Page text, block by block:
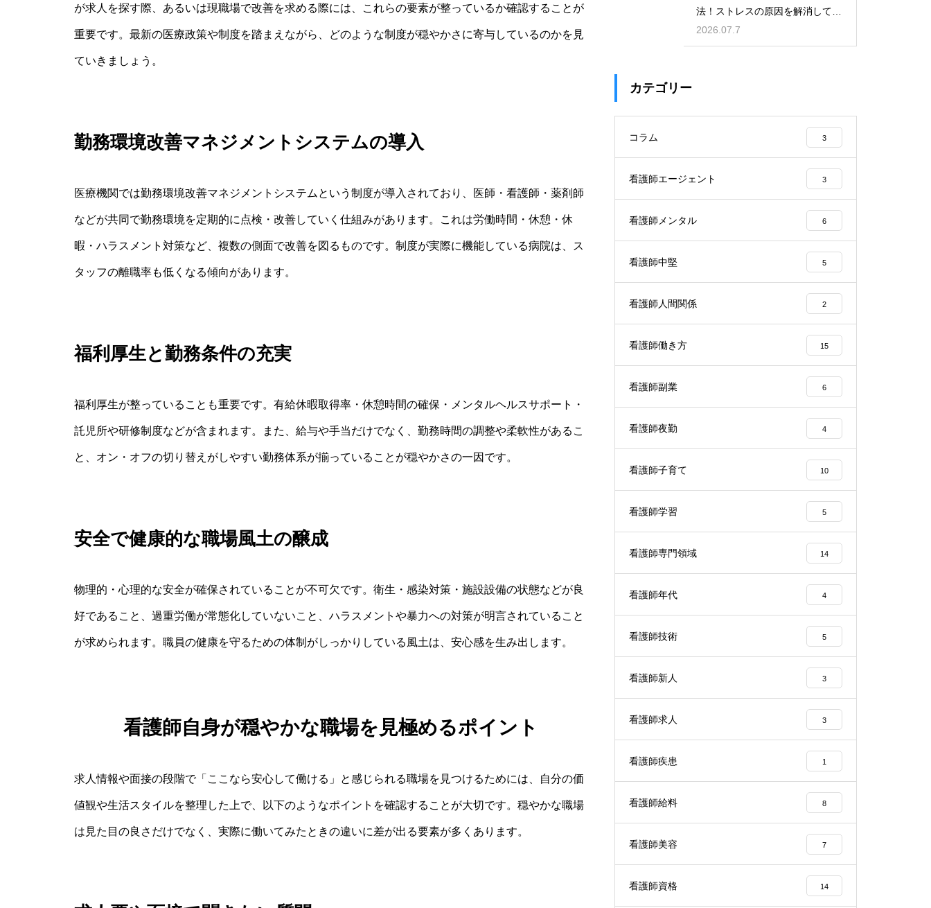
が求人を探す際、あるいは現職場で改善を求める際には、これらの要素が整っているか確認することが
重要です。最新の医療政策や制度を踏まえながら、どのような制度が穏やかさに寄与しているのかを見
ていきましょう。
勤務環境改善マネジメントシステムの導入
医療機関では勤務環境改善マネジメントシステムという制度が導入されており、医師・看護師・薬剤師
などが共同で勤務環境を定期的に点検・改善していく仕組みがあります。これは労働時間・休憩・休
暇・ハラスメント対策など、複数の側面で改善を図るものです。制度が実際に機能している病院は、ス
タッフの離職率も低くなる傾向があります。
福利厚生と勤務条件の充実
福利厚生が整っていることも重要です。有給休暇取得率・休憩時間の確保・メンタルヘルスサポート・
託児所や研修制度などが含まれます。また、給与や手当だけでなく、勤務時間の調整や柔軟性があるこ
と、オン・オフの切り替えがしやすい勤務体系が揃っていることが穏やかさの一因です。
安全で健康的な職場風土の醸成
物理的・心理的な安全が確保されていることが不可欠です。衛生・感染対策・施設設備の状態などが良
好であること、過重労働が常態化していないこと、ハラスメントや暴力への対策が明言されていること
が求められます。職員の健康を守るための体制がしっかりしている風土は、安心感を生み出します。
看護師自身が穏やかな職場を見極めるポイント
求人情報や面接の段階で「ここなら安心して働ける」と感じられる職場を見つけるためには、自分の価
値観や生活スタイルを整理した上で、以下のようなポイントを確認することが大切です。穏やかな職場
は見た目の良さだけでなく、実際に働いてみたときの違いに差が出る要素が多くあります。
法！ストレスの原因を解消して楽
になる方法
2026.07.7
カテゴリー
コラム 3
看護師エージェント 3
看護師メンタル 6
看護師中堅 5
看護師人間関係 2
看護師働き方 15
看護師副業 6
看護師夜勤 4
看護師子育て 10
看護師学習 5
看護師専門領域 14
看護師年代 4
看護師技術 5
看護師新人 3
看護師求人 3
看護師疾患 1
看護師給料 8
看護師美容 7
看護師資格 14